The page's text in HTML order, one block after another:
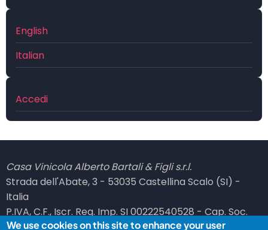
English
Italian
Menu
profilo
Accedi
Casa Vinicola Alberto Bartali & Figli s.r.l.
Strada dell'Abate, 3 - 53035 Castellina Scalo (SI) -
Italia
P.IVA, C.F., Iscr. Reg. Imp. SI 00222540528 - Cap. Soc.
101100,00 i.v. - REA SI 66036
We use cookies on this site to enhance your user